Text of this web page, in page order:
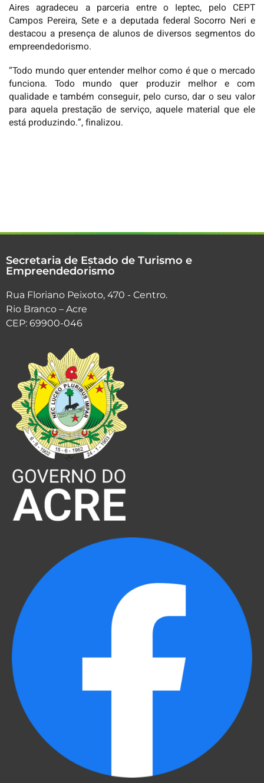
Aires agradeceu a parceria entre o Ieptec, pelo CEPT
Campos Pereira, Sete e a deputada federal Socorro Neri e
destacou a presença de alunos de diversos segmentos do
empreendedorismo.
“Todo mundo quer entender melhor como é que o mercado
funciona. Todo mundo quer produzir melhor e com
qualidade e também conseguir, pelo curso, dar o seu valor
para aquela prestação de serviço, aquele material que ele
está produzindo.”, finalizou.
Secretaria de Estado de Turismo e
Empreendedorismo
Rua Floriano Peixoto, 470 - Centro.
Rio Branco – Acre
CEP: 69900-046